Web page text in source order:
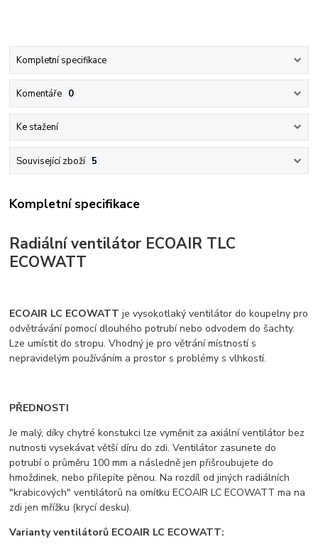
Kompletní specifikace
Komentáře 0
Ke stažení
Související zboží 5
Kompletní specifikace
Radiální ventilátor ECOAIR TLC
ECOWATT
ECOAIR LC ECOWATT je vysokotlaký ventilátor do koupelny pro
odvětrávání pomocí dlouhého potrubí nebo odvodem do šachty.
Lze umístit do stropu. Vhodný je pro větrání místností s
nepravidelým používáním a prostor s problémy s vlhkostí.
PŘEDNOSTI
Je malý, díky chytré konstukci lze vyměnit za axiální ventilátor bez
nutnosti vysekávat větší díru do zdi. Ventilátor zasunete do
potrubí o průměru 100 mm a následně jen přišroubujete do
hmoždinek, nebo přilepíte pěnou. Na rozdíl od jiných radiálních
"krabicových" ventilátorů na omítku ECOAIR LC ECOWATT ma na
zdi jen mřížku (krycí desku).
Varianty ventilátorů ECOAIR LC ECOWATT: